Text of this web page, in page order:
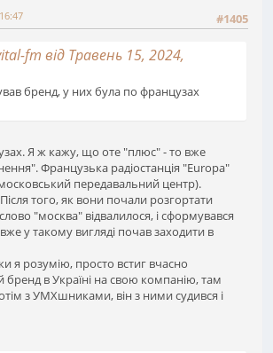
#1405
fm від Травень 15, 2024,
бренд, у них була по французах
Я ж кажу, що оте "плюс" - то вже
Французька радіостанція "Europa"
передавальний центр).
того, як вони почали розгортати
"москва" відвалилося, і сформувався
у такому вигляді почав заходити в
я розумію, просто встиг вчасно
бренд в Україні на свою компанію, там
з УМХшниками, він з ними судився і